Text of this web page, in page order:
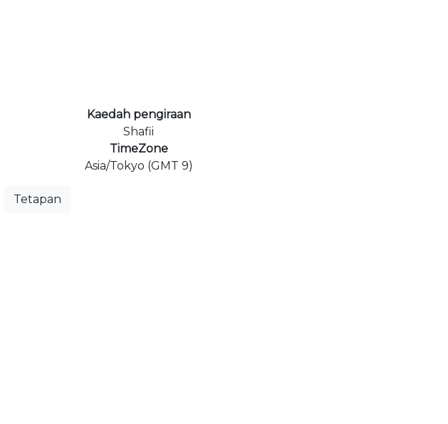
Kaedah pengiraan
Shafii
TimeZone
Asia/Tokyo (GMT 9)
Tetapan